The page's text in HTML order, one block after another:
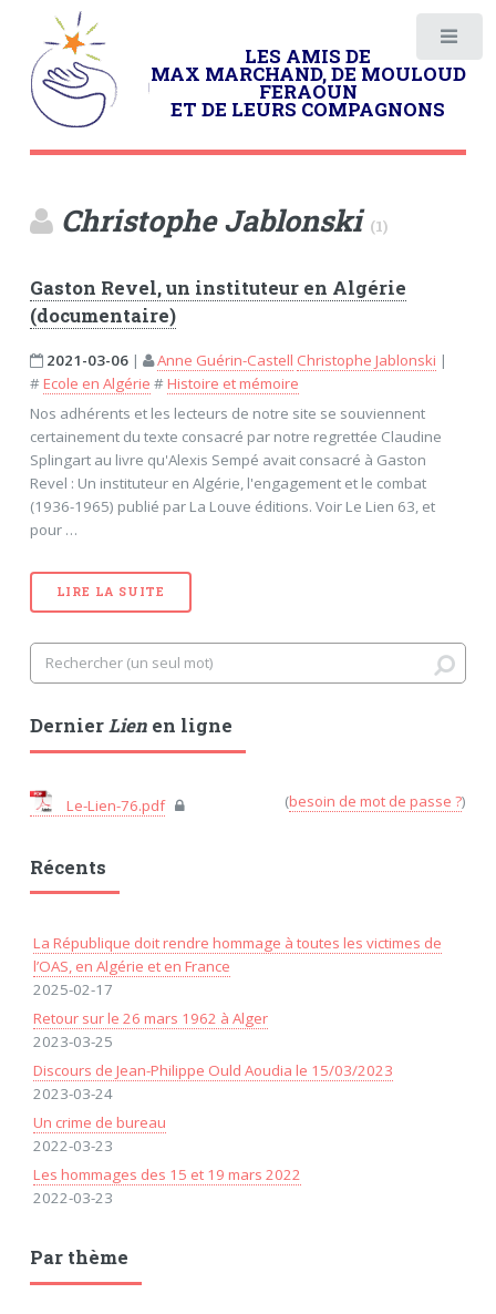
LES AMIS DE
MAX MARCHAND, DE MOULOUD
FERAOUN
ET DE LEURS COMPAGNONS
Christophe Jablonski (1)
Gaston Revel, un instituteur en Algérie
(documentaire)
2021-03-06| Anne Guérin-Castell Christophe Jablonski |
#Ecole en Algérie #Histoire et mémoire
Nos adhérents et les lecteurs de notre site se souviennent
certainement du texte consacré par notre regrettée Claudine
Splingart au livre qu'Alexis Sempé avait consacré à Gaston
Revel : Un instituteur en Algérie, l'engagement et le combat
(1936-1965) publié par La Louve éditions. Voir Le Lien 63, et
pour …
LIRE LA SUITE
DernierLienen ligne
Le-Lien-76.pdf (besoin de mot de passe ?)
Récents
La République doit rendre hommage à toutes les victimes de
l’OAS, en Algérie et en France
2025-02-17
Retour sur le 26 mars 1962 à Alger
2023-03-25
Discours de Jean-Philippe Ould Aoudia le 15/03/2023
2023-03-24
Un crime de bureau
2022-03-23
Les hommages des 15 et 19 mars 2022
2022-03-23
Par thème